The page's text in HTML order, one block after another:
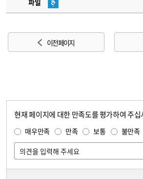
파일
이전 페이지
현재 페이지에 대한 만족도를 평가하여 주십
매우만족 만족 보통 불만족